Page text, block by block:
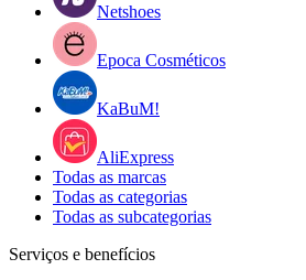
Netshoes
Epoca Cosméticos
KaBuM!
AliExpress
Todas as marcas
Todas as categorias
Todas as subcategorias
Serviços e benefícios